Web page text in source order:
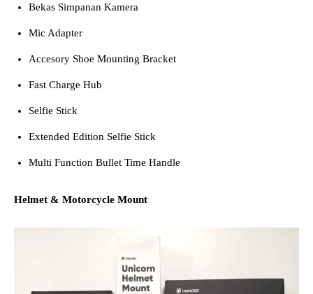
Bekas Simpanan Kamera
Mic Adapter
Accesory Shoe Mounting Bracket
Fast Charge Hub
Selfie Stick
Extended Edition Selfie Stick
Multi Function Bullet Time Handle
Helmet & Motorcycle Mount